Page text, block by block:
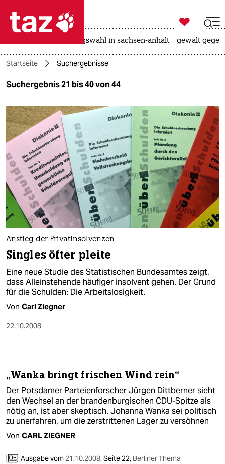
 taz zahl ich
taz zahl ich
themen
politik
öko
gesellschaft
kultur
sport
berlin
nord
wahrheit
verlag
fragen & hilfe
unterstützen
abo
genossenschaft
epaper login

taz zahl ich
landtagswahl in sachsen-anhalt gewalt
Startseite Suchergebnisse
Suchergebnis 21 bis 40 von 44
Anstieg der Privatinsolvenzen
Singles öfter pleite
Eine neue Studie des Statistischen Bundesamtes zeigt,
dass Alleinstehende häufiger insolvent gehen. Der Grund
für die Schulden: Die Arbeitslosigkeit.
Von Carl Ziegner
22.10.2008
„Wanka bringt frischen Wind rein“
Der Potsdamer Parteienforscher Jürgen Dittberner sieht
den Wechsel an der brandenburgischen CDU-Spitze als
nötig an, ist aber skeptisch. Johanna Wanka sei politisch
zu unerfahren, um die zerstrittenen Lager zu versöhnen
Von CARL ZIEGNER
Ausgabe vom 21.10.2008,Seite 22, Berliner Thema